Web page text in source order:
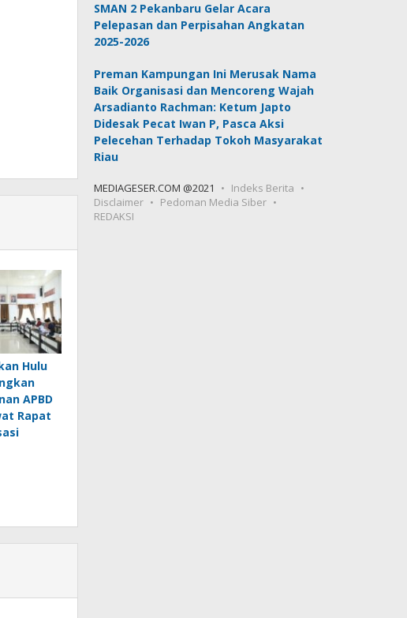
Hulu
APBD
Rapat
SMAN 2 Pekanbaru Gelar Acara
Pelepasan dan Perpisahan Angkatan
2025-2026
Preman Kampungan Ini Merusak Nama
Baik Organisasi dan Mencoreng Wajah
Arsadianto Rachman: Ketum Japto
Didesak Pecat Iwan P, Pasca Aksi
Pelecehan Terhadap Tokoh Masyarakat
Riau
MEDIAGESER.COM @2021
Indeks Berita
Disclaimer
Pedoman Media Siber
REDAKSI